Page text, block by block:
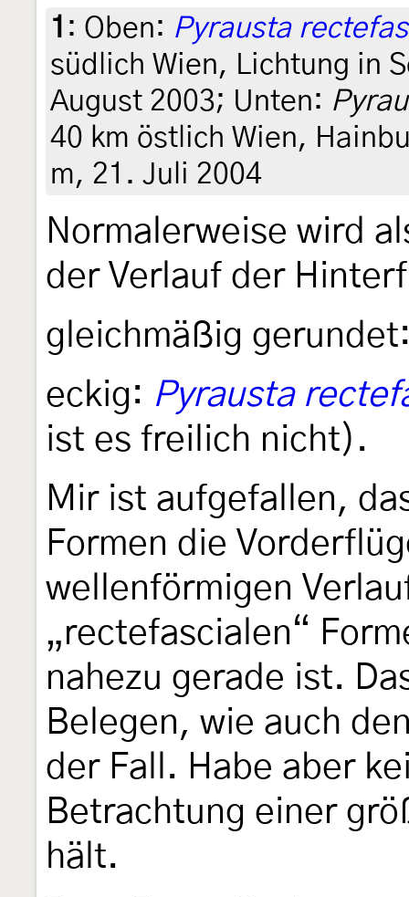
1 : Oben: Pyrausta
südlich Wien, Lichtung in
August 2003; Unten:
40 km östlich Wien,
m, 21. Juli 2004
Normalerweise wird
der Verlauf der
gleichmäßig
eckig: Pyrausta
ist es freilich nicht).
Mir ist aufgefallen,
Formen die
wellenförmigen
„rectefascialen“
nahezu gerade ist.
Belegen, wie auch
der Fall. Habe aber
Betrachtung einer
hält.